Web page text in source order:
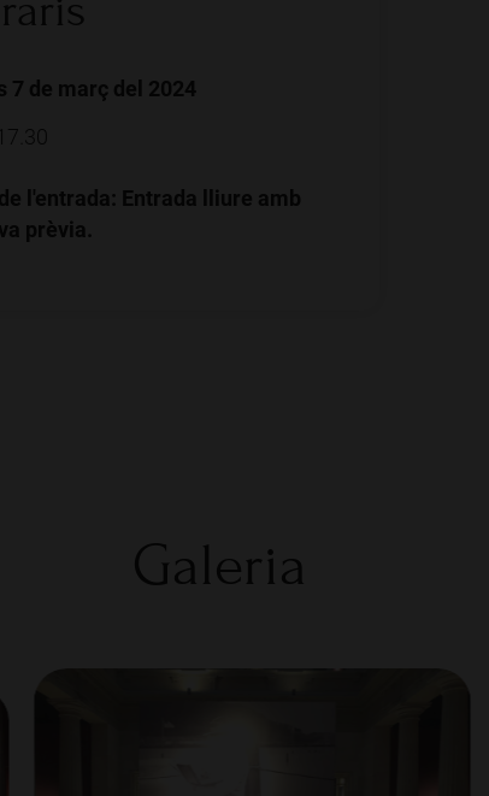
7 de març del 2024
l'entrada: Entrada lliure amb
prèvia.
Galeria